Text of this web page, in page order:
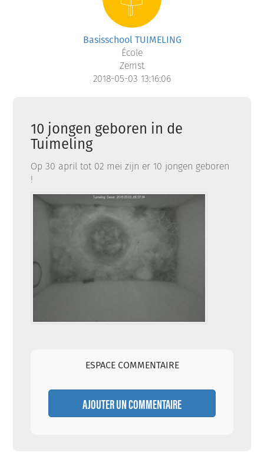
Basisschool TUIMELING
École
Zemst
2018-05-03 13:16:06
10 jongen geboren in de
Tuimeling
Op 30 april tot 02 mei zijn er 10 jongen geboren
!
ESPACE COMMENTAIRE
AJOUTER UN COMMENTAIRE